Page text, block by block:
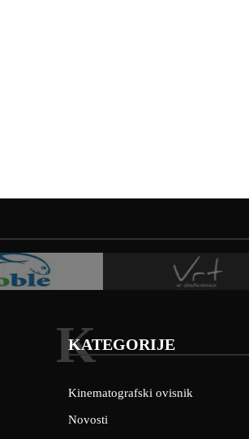
KATEGORIJE
K
Kinematografski ovisnik
Novosti